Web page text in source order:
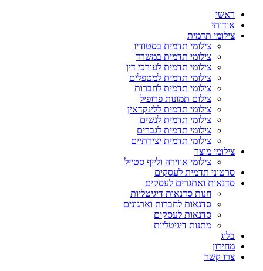
ראשי
אודותי
צילומי תדמית
צילומי תדמית בסטודיו
צילומי תדמית במשרד
צילומי תדמית לעורכי דין
צילומי תדמית למטפלים
צילומי תדמית לחברות
צילום תמונות פרופיל
צילומי תדמית ללינקדאין
צילומי תדמית לנשים
צילומי תדמית לגברים
צילומי תדמית יצירתיים
צילומי מוצר
צילומי אווירה ולייף סטייל
סרטוני תדמית לעסקים
סדנאות ואתגרים לעסקים
חנות סדנאות דיגיטליות
סדנאות לחברות וארגונים
סדנאות לעסקים
מתנות דיגיטליות
בלוג
מחירון
צרו קשר